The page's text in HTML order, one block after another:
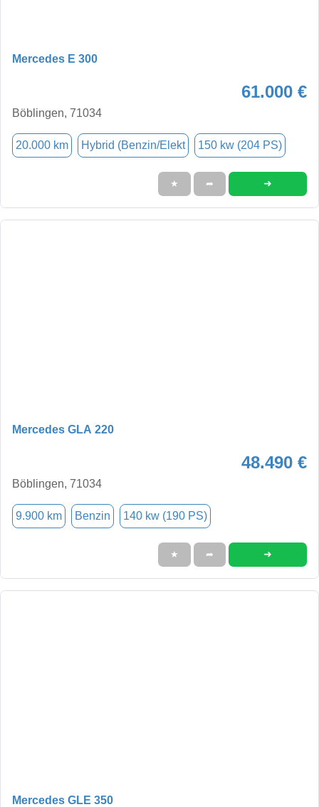
Mercedes E 300
61.000 €
Böblingen, 71034
20.000 km Hybrid (Benzin/Elekt 150 kw (204 PS)
★ ➦ ➜
Mercedes GLA 220
48.490 €
Böblingen, 71034
9.900 km Benzin 140 kw (190 PS)
★ ➦ ➜
Mercedes GLE 350